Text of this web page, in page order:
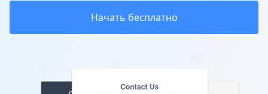
Начать бесплатно